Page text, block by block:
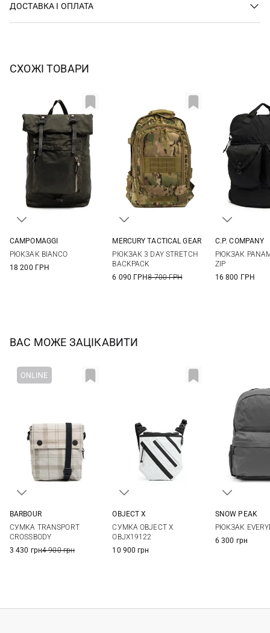
ДОСТАВКА І ОПЛАТА
СХОЖІ ТОВАРИ
CAMPOMAGGI
РЮКЗАК BIANCO
18 200 ГРН
MERCURY TACTICAL GEAR
РЮКЗАК 3 DAY STRETCH
BACKPACK
6 090 ГРН8 700 ГРН
C.P. COMPANY
РЮКЗАК
ZIP
16 800 ГРН
ВАС МОЖЕ ЗАЦІКАВИТИ
BARBOUR
СУМКА TRANSPORT
CROSSBODY
3 430 грн4 900 грн
OBJECT X
СУМКА OBJECT X
OBJX19122
10 900 грн
SNOW PEAK
РЮКЗАК
6 300 грн